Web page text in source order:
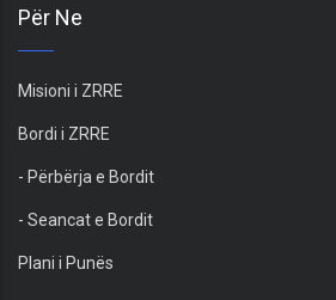
Për Ne
Misioni i ZRRE
Bordi i ZRRE
- Përbërja e Bordit
- Seancat e Bordit
Plani i Punës